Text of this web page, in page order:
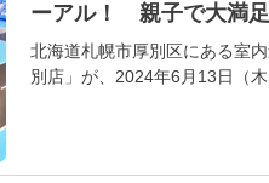
ーアル！ 親子で大満
北海道札幌市厚別区にある室
別店」が、2024年6月13日（